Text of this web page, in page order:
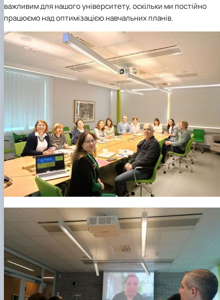
важливим для нашого університету, оскільки ми постійно
працюємо над оптимізацією навчальних планів.